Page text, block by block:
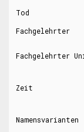
Tod
Fachgelehrter
Fachgelehrter
Zeit
Namensvarianten